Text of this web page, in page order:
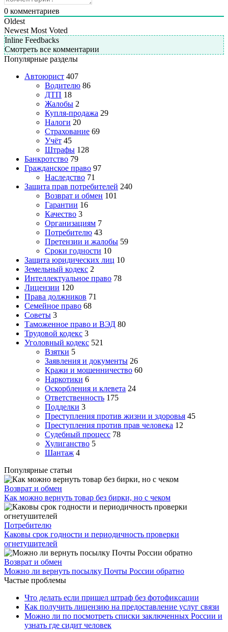
0 комментариев
Oldest
Newest Most Voted
Inline Feedbacks
Смотреть все комментарии
Популярные разделы
Автоюрист 407
Водителю 86
ДТП 18
Жалобы 2
Купля-продажа 29
Налоги 20
Страхование 69
Учёт 45
Штрафы 128
Банкротство 79
Гражданское право 97
Наследство 71
Защита прав потребителей 240
Возврат и обмен 101
Гарантии 16
Качество 3
Организациям 7
Потребителю 43
Претензии и жалобы 59
Сроки годности 10
Защита юридических лиц 10
Земельный кодекс 2
Интеллектуальное право 78
Лицензии 120
Права должников 71
Семейное право 68
Советы 3
Таможенное право и ВЭД 80
Трудовой кодекс 3
Уголовный кодекс 521
Взятки 5
Заявления и документы 26
Кражи и мошенничество 60
Наркотики 6
Оскорбления и клевета 24
Ответственность 175
Подделки 3
Преступления против жизни и здоровья 45
Преступления против прав человека 12
Судебный процесс 78
Хулиганство 5
Шантаж 4
Популярные статьи
Возврат и обмен
Как можно вернуть товар без бирки, но с чеком
Потребителю
Каковы срок годности и периодичность проверки
огнетушителей
Возврат и обмен
Можно ли вернуть посылку Почты России обратно
Частые проблемы
Что делать если пришел штраф без фотофиксации
Как получить лицензию на предоставление услуг связи
Можно ли по посмотреть списки заключенных России и
узнать где сидит человек